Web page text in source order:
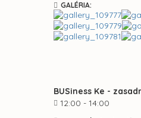
GALÉRIA:
BUSiness Ke -
12:00 - 14:00